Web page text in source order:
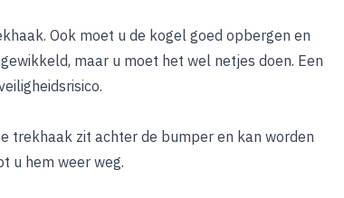
Ook moet u de kogel goed opbergen en
maar u moet het wel netjes doen. Een
trekhaak zit achter de bumper en kan worden
u hem weer weg.